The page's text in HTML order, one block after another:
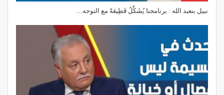
نبيل بنعبد الله : برنامجنا يُشَكِّلُ قَطِيعَةً مع التوجه…